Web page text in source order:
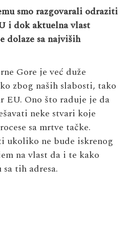
smo razgovarali odraziti
i dok aktuelna vlast
dolaze sa najviših
Gore je već duže
zbog naših slabosti, tako
EU. Ono što raduje je da
neke stvari koje
sa mrtve tačke.
ukoliko ne bude iskrenog
na vlast da i te kako
tih adresa.